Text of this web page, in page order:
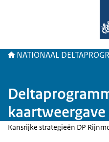
NATIONAAL
kaartweergave
Kansrijke strategieën DP